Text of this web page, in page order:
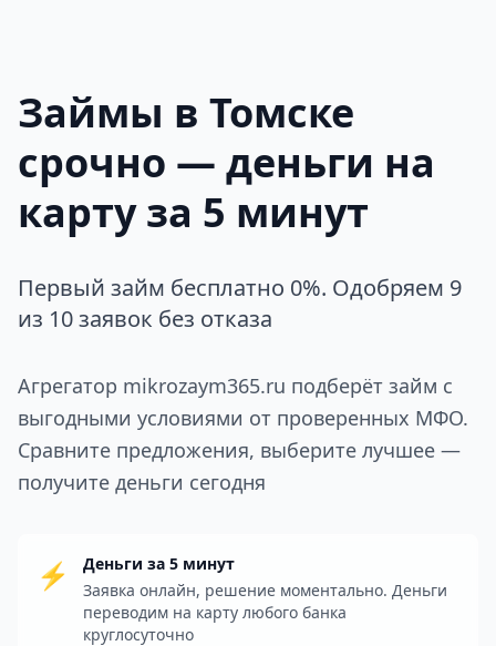
Займы в Томске
срочно — деньги на
карту за 5 минут
Первый займ бесплатно 0%. Одобряем 9
из 10 заявок без отказа
Агрегатор mikrozaym365.ru подберёт займ с
выгодными условиями от проверенных МФО.
Сравните предложения, выберите лучшее —
получите деньги сегодня
⚡
Деньги за 5 минут
Заявка онлайн, решение моментально. Деньги
переводим на карту любого банка
круглосуточно